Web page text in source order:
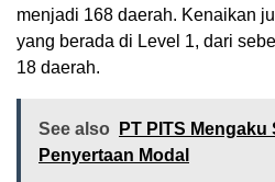
menjadi 168 daerah. Kenaikan
yang berada di Level 1, dari
18 daerah.
See also
PT PITS
Penyertaan Modal